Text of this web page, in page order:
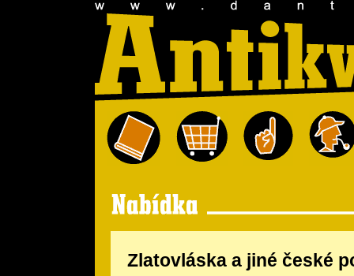
Zlatovláska a jiné české